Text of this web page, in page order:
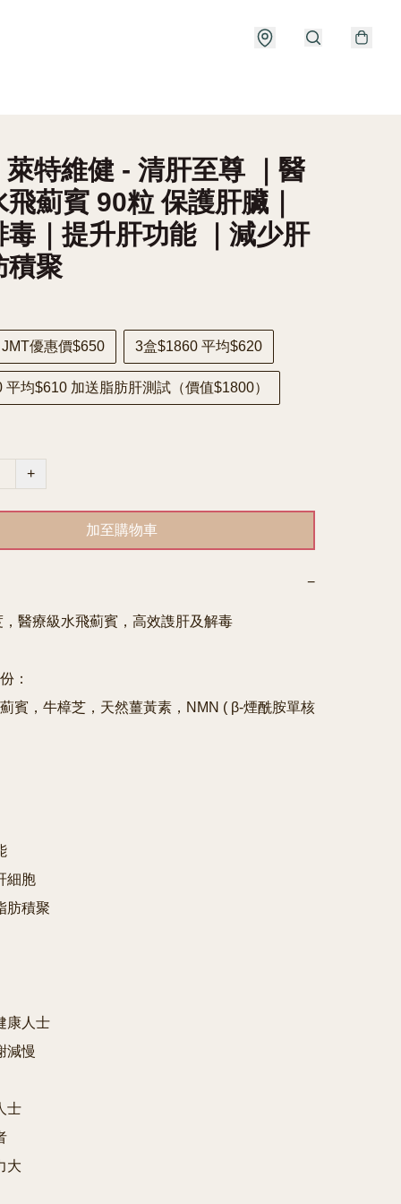
特維健 - 清肝至尊 ｜醫
薊賓 90粒 保護肝臟｜
毒｜提升肝功能 ｜減少肝
積聚
優惠價$650 3盒$1860 平均$620
平均$610 加送脂肪肝測試（價值$1800）
+
加至購物車
−
醫療級水飛薊賓，高效謢肝及解毒
：
賓，牛樟芝，天然薑黃素，NMN ( β-煙酰胺單核
細胞
肪積聚
康人士
減慢
士
大